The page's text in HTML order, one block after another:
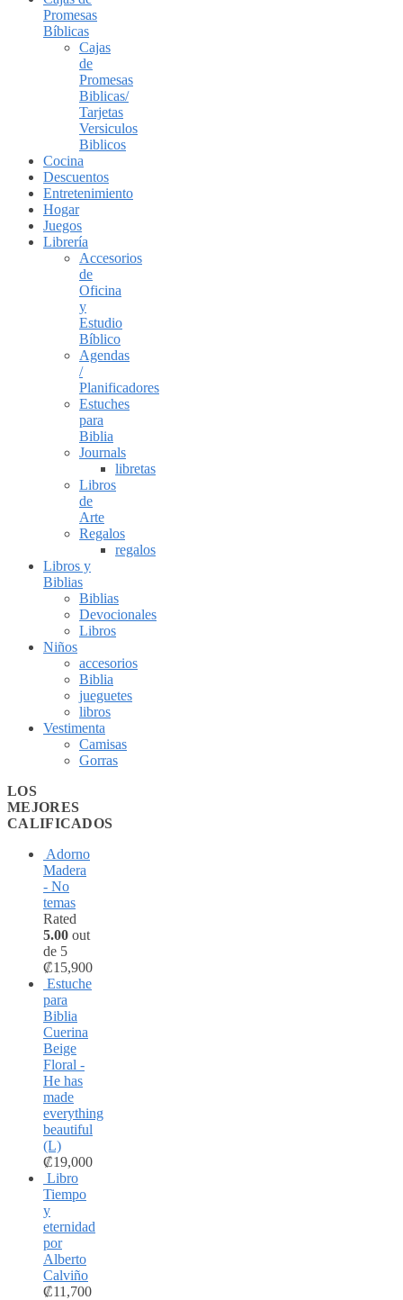
Promesas
Bíblicas
Cajas
de
Promesas
Biblicas/
Tarjetas
Versiculos
Biblicos
Cocina
Descuentos
Entretenimiento
Hogar
Juegos
Librería
Accesorios
de
Oficina
y
Estudio
Bíblico
Agendas
/
Planificadores
Estuches
para
Biblia
Journals
libretas
Libros
de
Arte
Regalos
regalos
Libros y
Biblias
Biblias
Devocionales
Libros
Niños
accesorios
Biblia
jueguetes
libros
Vestimenta
Camisas
Gorras
LOS
MEJORES
CALIFICADOS
Adorno
Madera
- No
temas
Rated
5.00 out
de 5
₡15,900
Estuche
para
Biblia
Cuerina
Beige
Floral -
He has
made
everything
beautiful
(L)
₡19,000
Libro
Tiempo
y
eternidad
por
Alberto
Calviño
₡11,700